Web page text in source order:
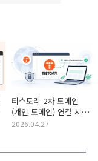
티스토리 2차 도메인
(개인 도메인) 연결 시
주의 사항 및 연결 방법
2026.04.27